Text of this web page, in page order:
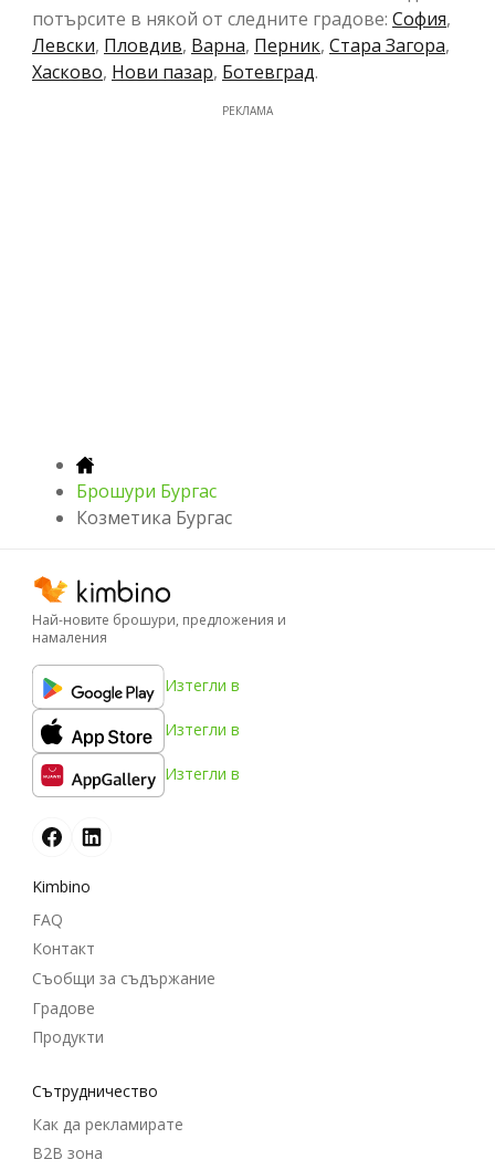
потърсите в някой от следните градове: София,
Левски, Пловдив, Варна, Перник, Стара Загора,
Хасково, Нови пазар, Ботевград.
РЕКЛАМА
Брошури Бургас
Козметика Бургас
Най-новите брошури, предложения и
намаления
Изтегли в
Изтегли в
Изтегли в
Kimbino
FAQ
Контакт
Съобщи за съдържание
Градове
Продукти
Cътрудничество
Как да рекламирате
B2B зона